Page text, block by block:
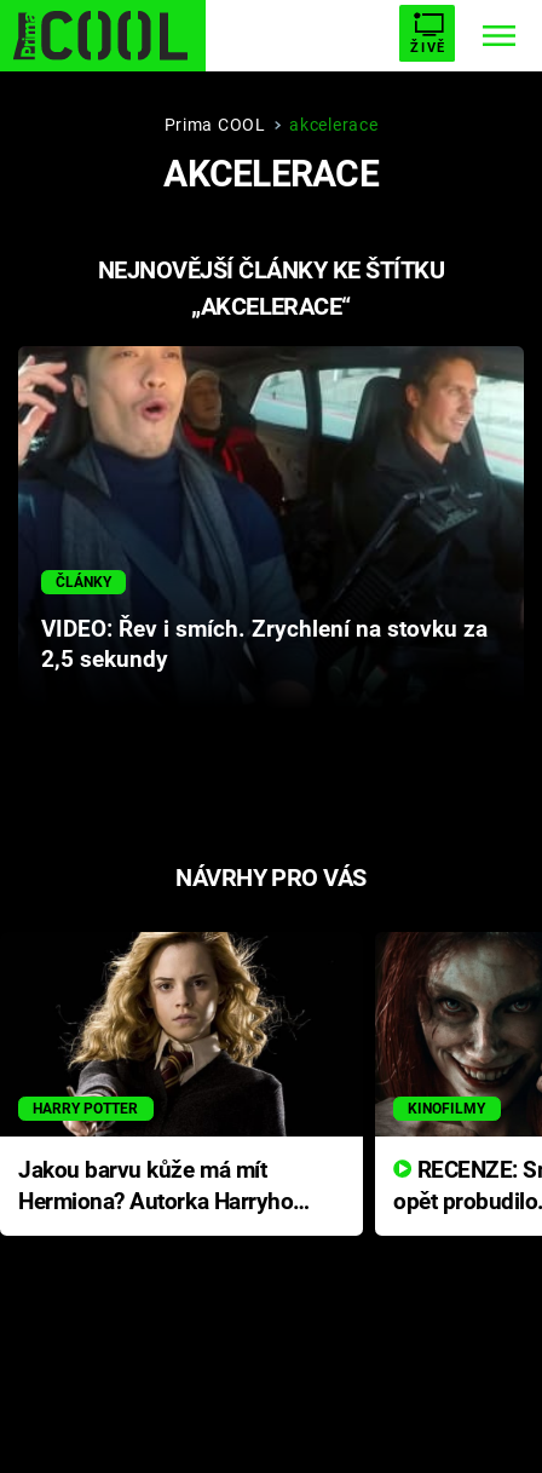
ŽIVĚ
STARHOUSE BUFFY, PŘEMOŽITELKA UPÍRŮ
PLNEJ KOTEL AVENGERS 5
Filmy
Seriály
Cool Esport
Pořady
Prima COOL akcelerace
AKCELERACE
NEJNOVĚJŠÍ ČLÁNKY KE ŠTÍTKU
„AKCELERACE“
ČLÁNKY
VIDEO: Řev i smích. Zrychlení na stovku za
2,5 sekundy
NÁVRHY PRO VÁS
HARRY POTTER
Jakou barvu kůže má mít
Hermiona? Autorka Harryho
Pottera přišla s ráznou
KINOFILMY
opět
přichází s